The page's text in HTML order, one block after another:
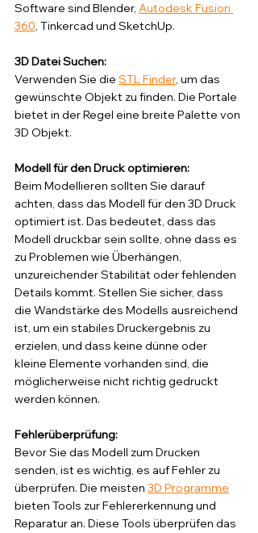
Software sind Blender, Autodesk Fusion
360, Tinkercad und SketchUp.
3D Datei Suchen:
Verwenden Sie die STL Finder, um das
gewünschte Objekt zu finden. Die Portale
bietet in der Regel eine breite Palette von
3D Objekt.
Modell für den Druck optimieren:
Beim Modellieren sollten Sie darauf
achten, dass das Modell für den 3D Druck
optimiert ist. Das bedeutet, dass das
Modell druckbar sein sollte, ohne dass es
zu Problemen wie Überhängen,
unzureichender Stabilität oder fehlenden
Details kommt. Stellen Sie sicher, dass
die Wandstärke des Modells ausreichend
ist, um ein stabiles Druckergebnis zu
erzielen, und dass keine dünne oder
kleine Elemente vorhanden sind, die
möglicherweise nicht richtig gedruckt
werden können.
Fehlerüberprüfung:
Bevor Sie das Modell zum Drucken
senden, ist es wichtig, es auf Fehler zu
überprüfen. Die meisten 3D Programme
bieten Tools zur Fehlererkennung und
Reparatur an. Diese Tools überprüfen das